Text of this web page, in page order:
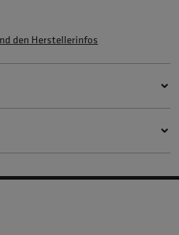
den Herstellerinfos